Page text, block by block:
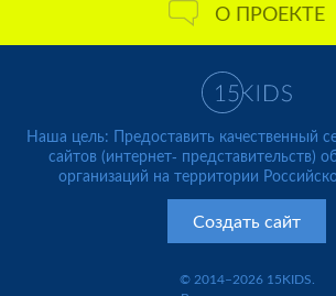
О ПРОЕКТЕ
Наша цель: Предоставить качественный
сайтов (интернет- представительств)
организаций на территории
Создать сайт
© 2014–2026 15KIDS.